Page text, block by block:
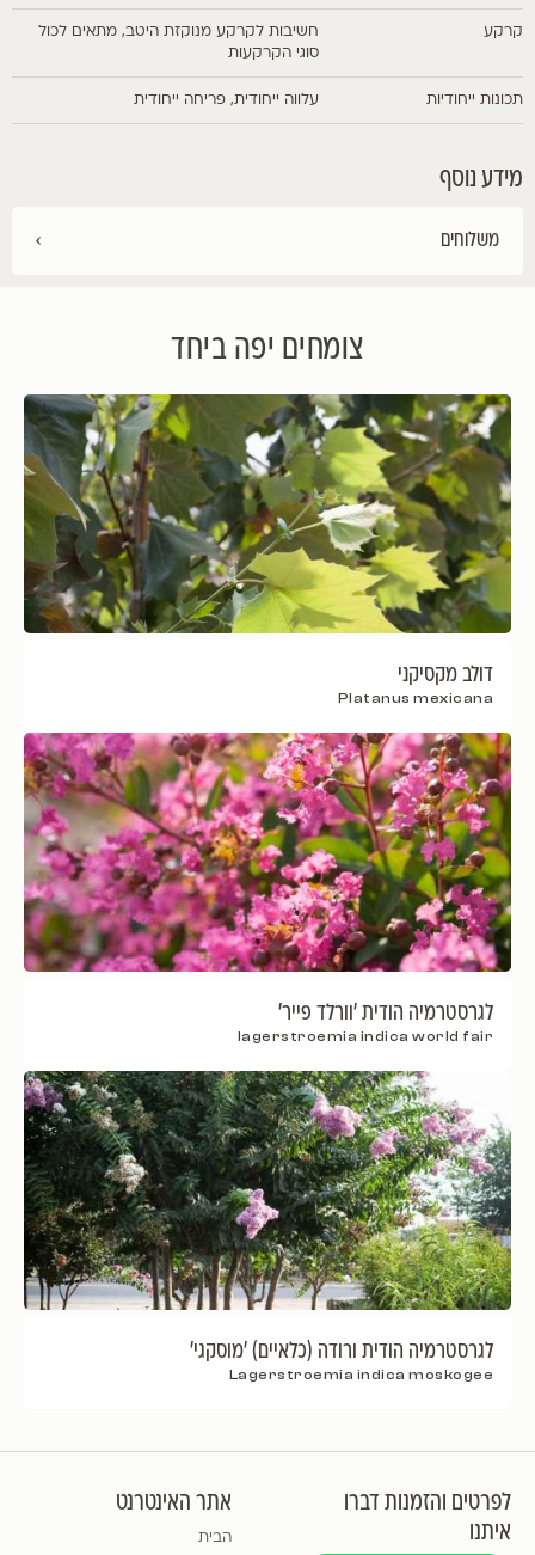
קרקע
חשיבות לקרקע מנוקזת היטב, מתאים לכול
סוגי הקרקעות
תכונות ייחודיות עלווה ייחודית, פריחה ייחודית
מידע נוסף
משלוחים
צומחים יפה ביחד
דולב מקסיקני
Platanus mexicana
לגרסטרמיה הודית 'וורלד פייר'
lagerstroemia indica world fair
לגרסטרמיה הודית ורודה (כלאיים) 'מוסקגי'
Lagerstroemia indica moskogee
לפרטים והזמנות דברו
איתנו
אתר האינטרנט
הבית